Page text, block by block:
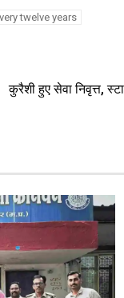
twelve years
कुरैशी हुए सेवा निवृत्त,